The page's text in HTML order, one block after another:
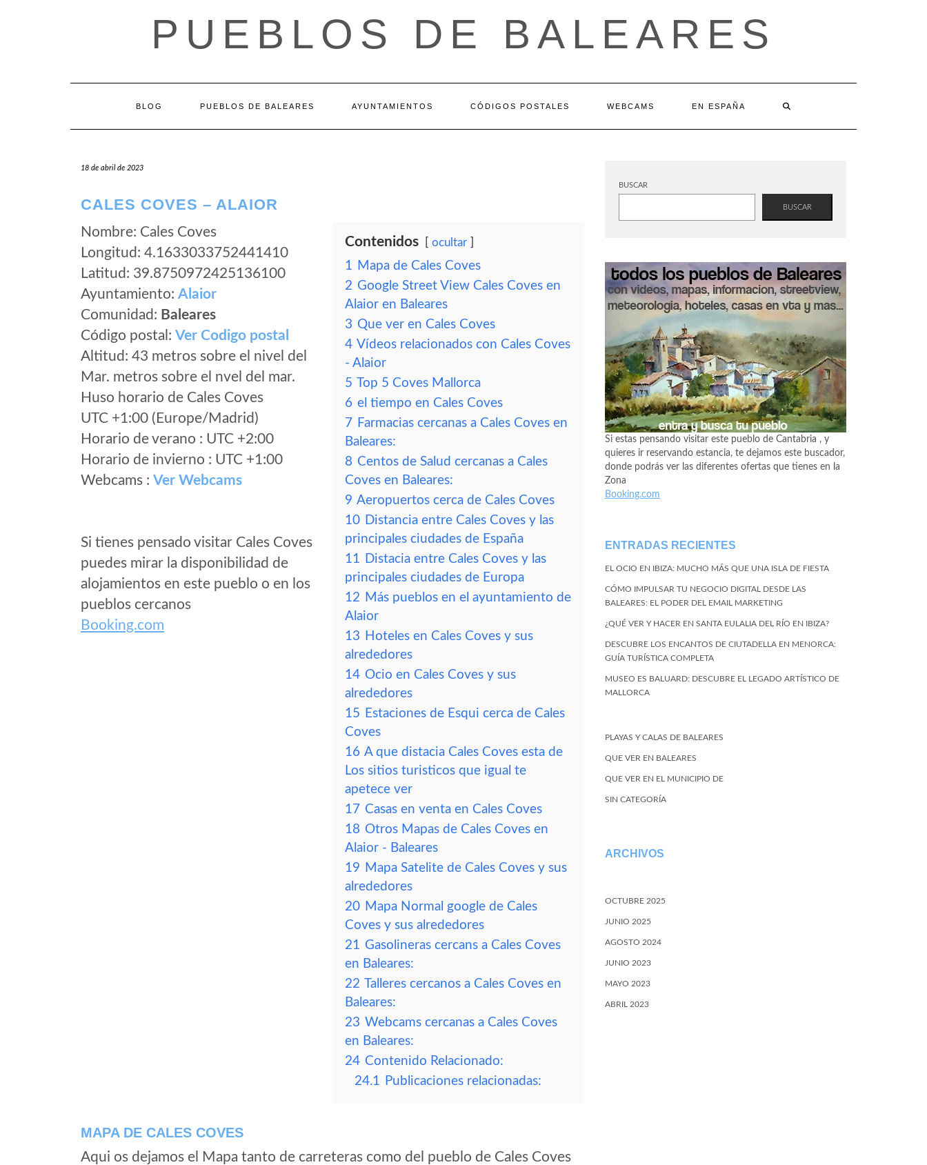
PUEBLOS DE BALEARES
BLOG PUEBLOS DE BALEARES AYUNTAMIENTOS CÓDIGOS POSTALES WEBCAMS EN ESPAÑA
18 de abril de 2023
CALES COVES – ALAIOR
Nombre: Cales Coves
Longitud: 4.1633033752441410
Latitud: 39.8750972425136100
Ayuntamiento: Alaior
Comunidad: Baleares
Código postal: Ver Codigo postal
Altitud: 43 metros sobre el nivel del
Mar. metros sobre el nvel del mar.
Huso horario de Cales Coves
UTC +1:00 (Europe/Madrid)
Horario de verano : UTC +2:00
Horario de invierno : UTC +1:00
Webcams : Ver Webcams
Si tienes pensado visitar Cales Coves
puedes mirar la disponibilidad de
alojamientos en este pueblo o en los
pueblos cercanos
Booking.com
Contenidos ocultar
1 Mapa de Cales Coves
2 Google Street View Cales Coves en
Alaior en Baleares
3 Que ver en Cales Coves
4 Vídeos relacionados con Cales Coves
- Alaior
5 Top 5 Coves Mallorca
6 el tiempo en Cales Coves
7 Farmacias cercanas a Cales Coves en
Baleares:
8 Centos de Salud cercanas a Cales
Coves en Baleares:
9 Aeropuertos cerca de Cales Coves
10 Distancia entre Cales Coves y las
principales ciudades de España
11 Distacia entre Cales Coves y las
principales ciudades de Europa
12 Más pueblos en el ayuntamiento de
Alaior
13 Hoteles en Cales Coves y sus
alrededores
14 Ocio en Cales Coves y sus
alrededores
15 Estaciones de Esqui cerca de Cales
Coves
16 A que distacia Cales Coves esta de
Los sitios turisticos que igual te
apetece ver
17 Casas en venta en Cales Coves
18 Otros Mapas de Cales Coves en
Alaior - Baleares
19 Mapa Satelite de Cales Coves y sus
alrededores
20 Mapa Normal google de Cales
Coves y sus alrededores
21 Gasolineras cercans a Cales Coves
en Baleares:
22 Talleres cercanos a Cales Coves en
Baleares:
23 Webcams cercanas a Cales Coves
en Baleares:
24 Contenido Relacionado:
24.1 Publicaciones relacionadas:
MAPA DE CALES COVES
Aqui os dejamos el Mapa tanto de carreteras como del pueblo de Cales Coves
BUSCAR
BUSCAR
Si estas pensando visitar este pueblo de Cantabria , y
quieres ir reservando estancia, te dejamos este buscador,
donde podrás ver las diferentes ofertas que tienes en la
Zona
Booking.com
ENTRADAS RECIENTES
EL OCIO EN IBIZA: MUCHO MÁS QUE UNA ISLA DE FIESTA
CÓMO IMPULSAR TU NEGOCIO DIGITAL DESDE LAS
BALEARES: EL PODER DEL EMAIL MARKETING
¿QUÉ VER Y HACER EN SANTA EULALIA DEL RÍO EN IBIZA?
DESCUBRE LOS ENCANTOS DE CIUTADELLA EN MENORCA:
GUÍA TURÍSTICA COMPLETA
MUSEO ES BALUARD: DESCUBRE EL LEGADO ARTÍSTICO DE
MALLORCA
PLAYAS Y CALAS DE BALEARES
QUE VER EN BALEARES
QUE VER EN EL MUNICIPIO DE
SIN CATEGORÍA
ARCHIVOS
OCTUBRE 2025
JUNIO 2025
AGOSTO 2024
JUNIO 2023
MAYO 2023
ABRIL 2023